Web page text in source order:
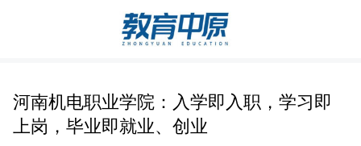
河南机电职业学院：入学即入职，学习即
上岗，毕业即就业、创业